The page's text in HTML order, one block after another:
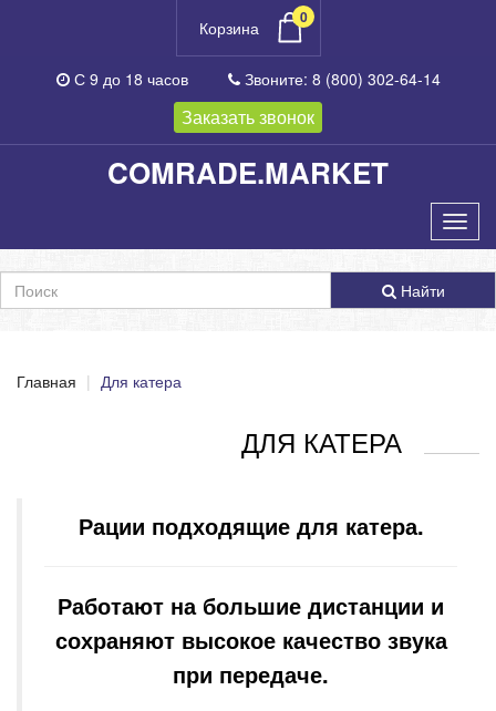
Корзина 0
С 9 до 18 часов Звоните: 8 (800) 302-64-14
Заказать звонок
COMRADE.MARKET
Найти
Главная Для катера
ДЛЯ КАТЕРА
Рации подходящие для катера.
Работают на большие дистанции и
сохраняют высокое качество звука
при передаче.